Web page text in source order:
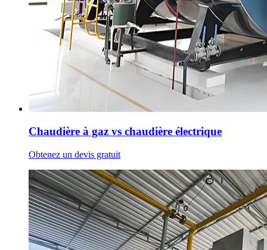
Chaudière à gaz vs chaudière électrique
Obtenez un devis gratuit